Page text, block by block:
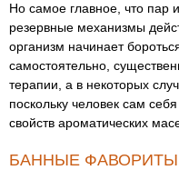
Но самое главное, что пар
резервные механизмы
организм начинает
самостоятельно,
терапии, а в некоторых
поскольку человек сам
свойств ароматических
БАННЫЕ